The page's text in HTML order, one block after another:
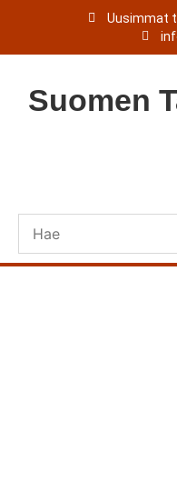
Uusimmat
Suomen